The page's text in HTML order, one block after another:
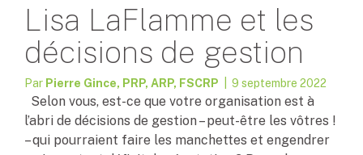
Lisa LaFlamme et les
décisions de gestion
Par Pierre Gince, PRP, ARP, FSCRP | 9 septembre 2022
Selon vous, est-ce que votre organisation est à
l’abri de décisions de gestion – peut-être les vôtres !
– qui pourraient faire les manchettes et engendrer